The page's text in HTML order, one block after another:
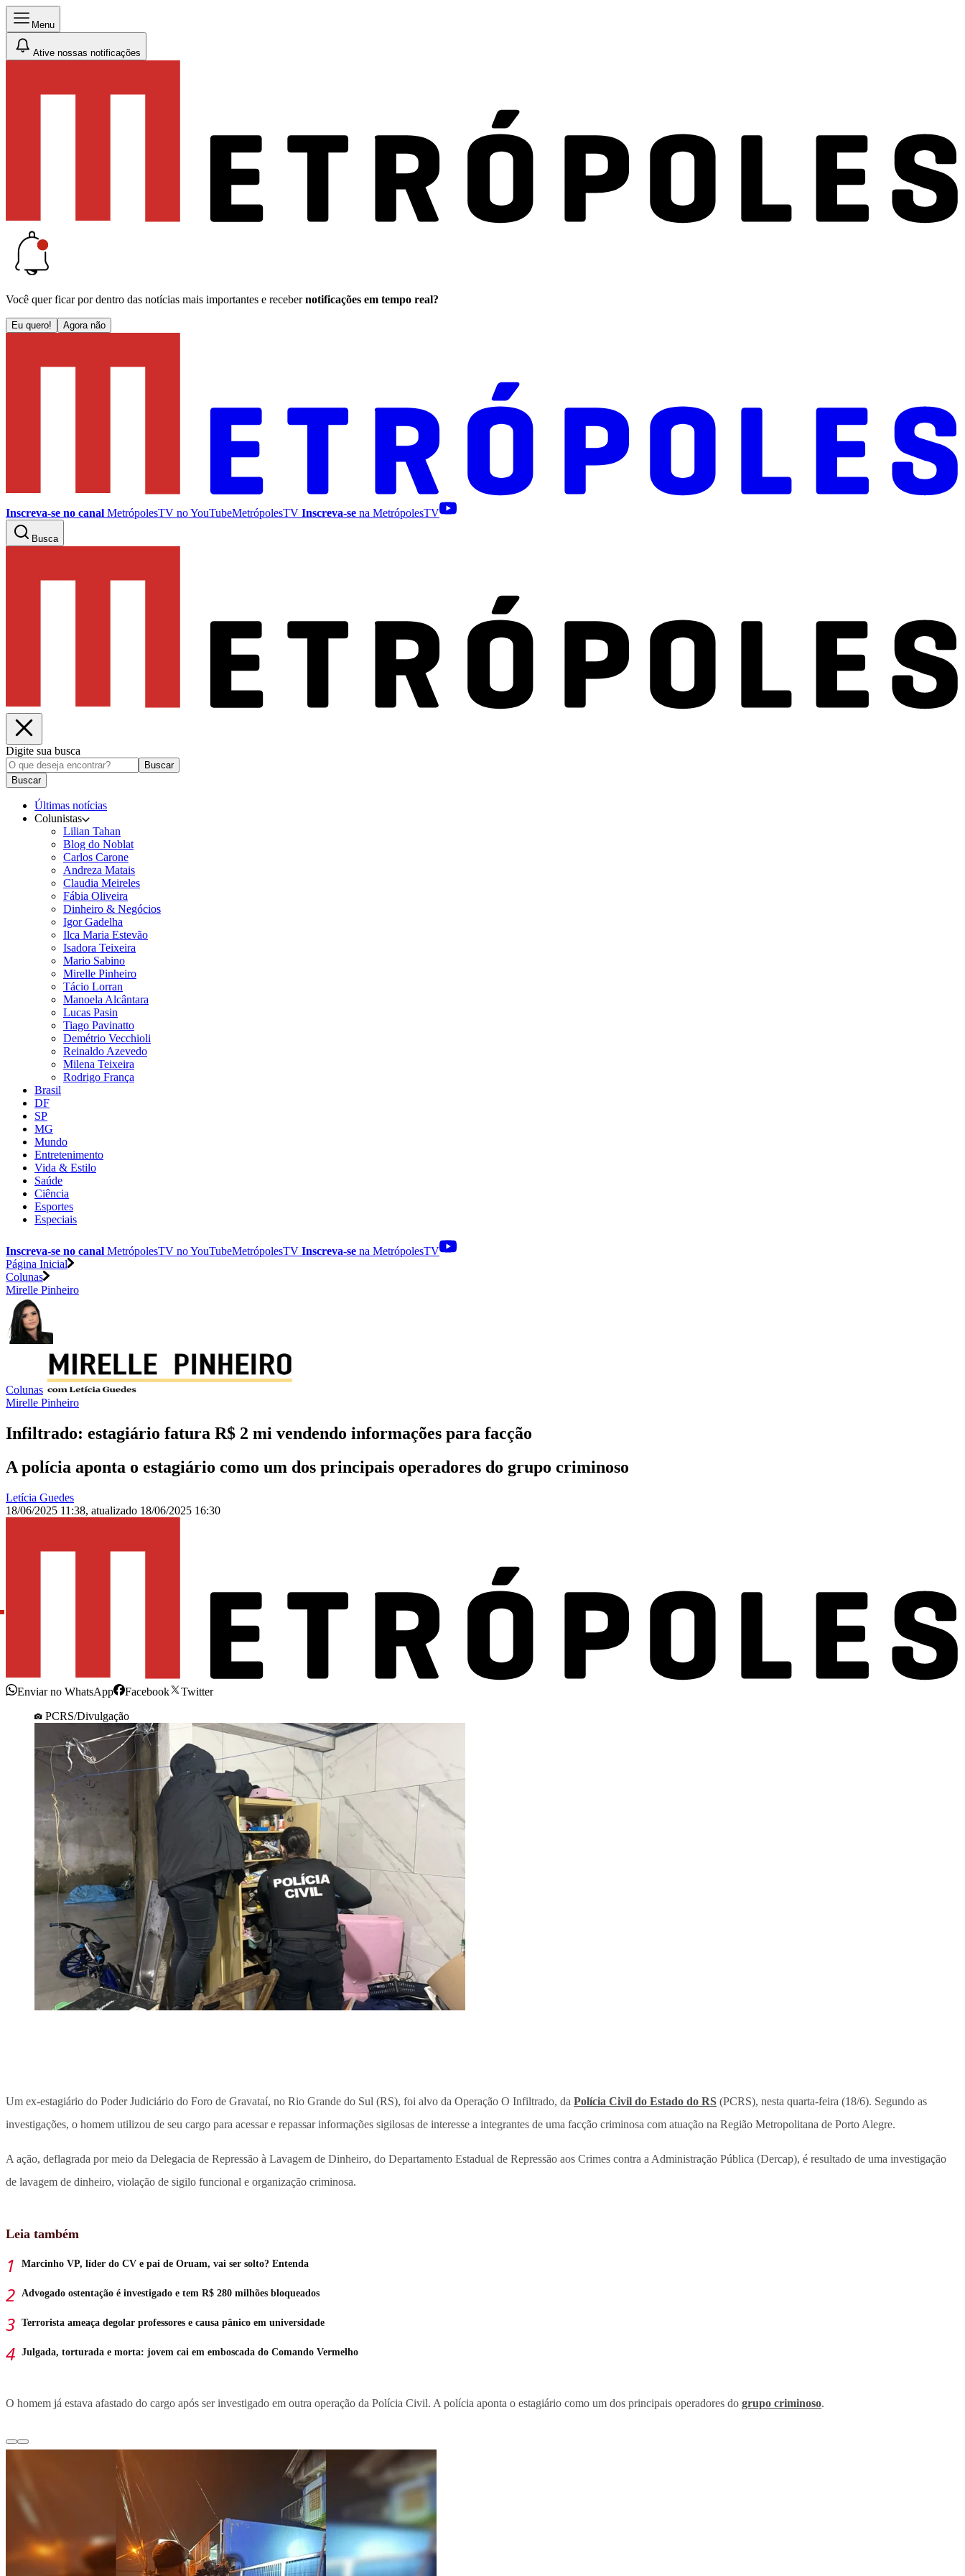
Menu
Ative nossas notificações
Você quer ficar por dentro das notícias mais importantes e receber notificações em tempo real?
Eu quero! Agora não
Inscreva-se no canal MetrópolesTV noYouTubeMetrópolesTV Inscreva-se na MetrópolesTV
Busca
Digite sua busca
Buscar
Buscar
Últimas notícias
Colunistas
Lilian Tahan
Blog do Noblat
Carlos Carone
Andreza Matais
Claudia Meireles
Fábia Oliveira
Dinheiro & Negócios
Igor Gadelha
Ilca Maria Estevão
Isadora Teixeira
Mario Sabino
Mirelle Pinheiro
Tácio Lorran
Manoela Alcântara
Lucas Pasin
Tiago Pavinatto
Demétrio Vecchioli
Reinaldo Azevedo
Milena Teixeira
Rodrigo França
Brasil
DF
SP
MG
Mundo
Entretenimento
Vida & Estilo
Saúde
Ciência
Esportes
Especiais
Inscreva-se no canal MetrópolesTV noYouTubeMetrópolesTV Inscreva-se na MetrópolesTV
Página Inicial
Colunas
Mirelle Pinheiro
Colunas
Mirelle Pinheiro
Infiltrado: estagiário fatura R$ 2 mi vendendo informações para facção
A polícia aponta o estagiário como um dos principais operadores do grupo criminoso
Letícia Guedes
18/06/2025 11:38, atualizado 18/06/2025 16:30
Enviar no WhatsApp Facebook
Twitter
PCRS/Divulgação
Um ex-estagiário do Poder Judiciário do Foro de Gravataí, no Rio Grande do Sul (RS), foi alvo da Operação O Infiltrado, da Polícia Civil do Estado do RS (PCRS), nesta quarta-feira (18/6). Segundo as
investigações, o homem utilizou de seu cargo para acessar e repassar informações sigilosas de interesse a integrantes de uma facção criminosa com atuação na Região Metropolitana de Porto Alegre.
A ação, deflagrada por meio da Delegacia de Repressão à Lavagem de Dinheiro, do Departamento Estadual de Repressão aos Crimes contra a Administração Pública (Dercap), é resultado de uma investigação
de lavagem de dinheiro, violação de sigilo funcional e organização criminosa.
Leia também
Marcinho VP, líder do CV e pai de Oruam, vai ser solto? Entenda
Advogado ostentação é investigado e tem R$ 280 milhões bloqueados
Terrorista ameaça degolar professores e causa pânico em universidade
Julgada, torturada e morta: jovem cai em emboscada do Comando Vermelho
O homem já estava afastado do cargo após ser investigado em outra operação da Polícia Civil. A polícia aponta o estagiário como um dos principais operadores do grupo criminoso.